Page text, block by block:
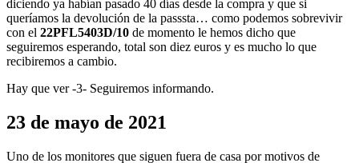
diciendo ya habían pasado 40 días desde la compra y que si
queríamos la devolución de la passsta… como podemos sobrevivir
con el 22PFL5403D/10 de momento le hemos dicho que
seguiremos esperando, total son diez euros y es mucho lo que
recibiremos a cambio.
Hay que ver -3- Seguiremos informando.
23 de mayo de 2021
Uno de los monitores que siguen fuera de casa por motivos de